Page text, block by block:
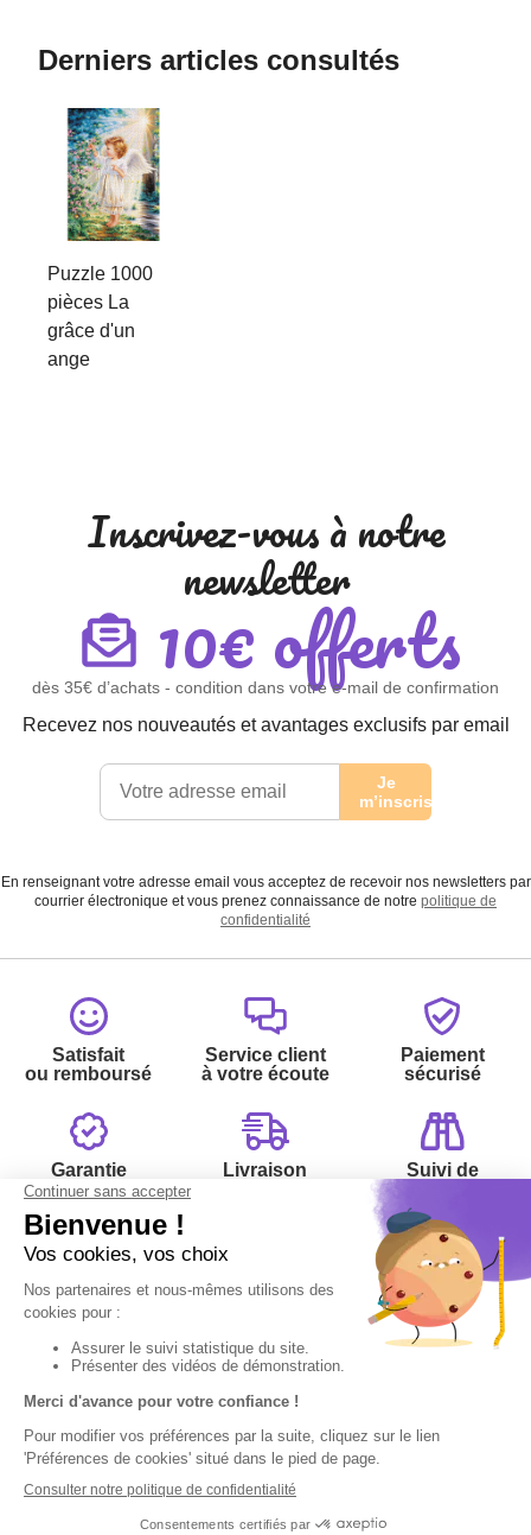
Derniers articles consultés
Puzzle 1000
pièces La
grâce d'un
ange
Inscrivez-vous à notre
newsletter
10€ offerts
dès 35€ d’achats - condition dans votre e-mail de confirmation
Recevez nos nouveautés et avantages exclusifs par email
Je
m’inscris
En renseignant votre adresse email vous acceptez de recevoir nos newsletters par
courrier électronique et vous prenez connaissance de notre politique de
confidentialité
Satisfait
ou remboursé
Service client
à votre écoute
Paiement
sécurisé
Garantie
2 ans
Livraison
Suivi de
commande
Votre
commande
commande
Livraison
Paiement facilité
Satisfait ou
remboursé, retour
Besoin d'aide
newsletter
Désabonnement à
la newsletter
1ère visite
Contactez-nous
Téléphone